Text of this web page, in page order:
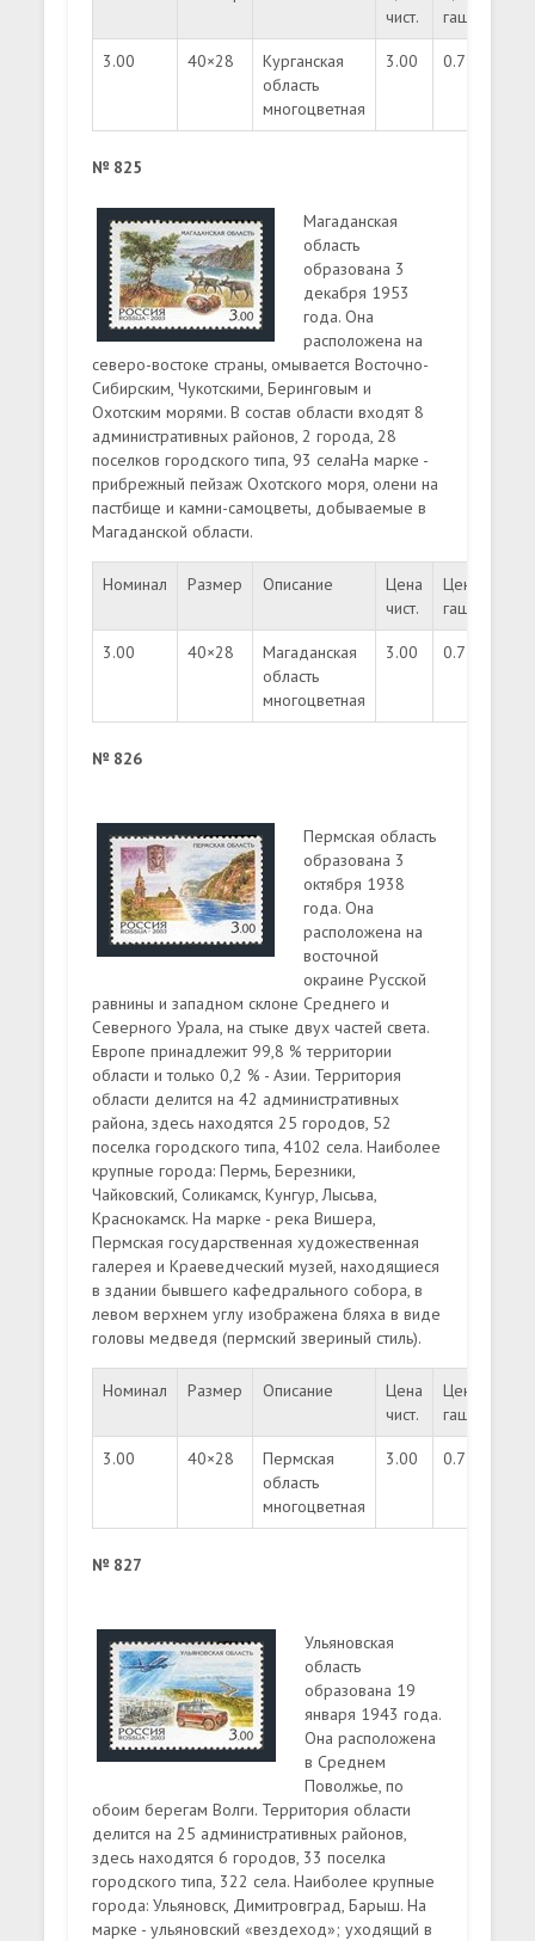
чист.
гаш.
3.00 40×28
Курганская
область
многоцветная
3.00 0.75
№ 825
Магаданская
область
образована 3
декабря 1953
года. Она
расположена на
северо-востоке страны, омывается Восточно-
Сибирским, Чукотскими, Беринговым и
Охотским морями. В состав области входят 8
административных районов, 2 города, 28
поселков городского типа, 93 селаНа марке -
прибрежный пейзаж Охотского моря, олени на
пастбище и камни-самоцветы, добываемые в
Магаданской области.
Номинал Размер Описание
Цена
чист.
Цена
гаш.
3.00 40×28
Магаданская
область
многоцветная
3.00 0.75
№ 826
Пермская область
образована 3
октября 1938
года. Она
расположена на
восточной
окраине Русской
равнины и западном склоне Среднего и
Северного Урала, на стыке двух частей света.
Европе принадлежит 99,8 % территории
области и только 0,2 % - Азии. Территория
области делится на 42 административных
района, здесь находятся 25 городов, 52
поселка городского типа, 4102 села. Наиболее
крупные города: Пермь, Березники,
Чайковский, Соликамск, Кунгур, Лысьва,
Краснокамск. На марке - река Вишера,
Пермская государственная художественная
галерея и Краеведческий музей, находящиеся
в здании бывшего кафедрального собора, в
левом верхнем углу изображена бляха в виде
головы медведя (пермский звериный стиль).
Номинал Размер Описание
Цена
чист.
Цена
гаш.
3.00 40×28
Пермская
область
многоцветная
3.00 0.75
№ 827
Ульяновская
область
образована 19
января 1943 года.
Она расположена
в Среднем
Поволжье, по
обоим берегам Волги. Территория области
делится на 25 административных районов,
здесь находятся 6 городов, 33 поселка
городского типа, 322 села. Наиболее крупные
города: Ульяновск, Димитровград, Барыш. На
марке - ульяновский «вездеход»; уходящий в